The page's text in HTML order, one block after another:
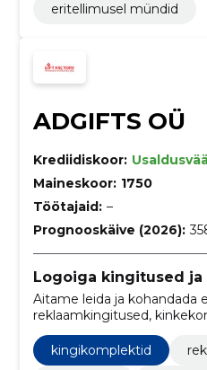
eritellimusel mündid
ADGIFTS OÜ
Krediidiskoor:
Maineskoor: 1750
Töötajaid: –
Prognooskäive (2026):
Logoiga kingitused
Aitame leida ja kohandada
reklaamkingitused,
bränditud tooted. Pakume
tarneid üle Euroopa.
kingikomplektid